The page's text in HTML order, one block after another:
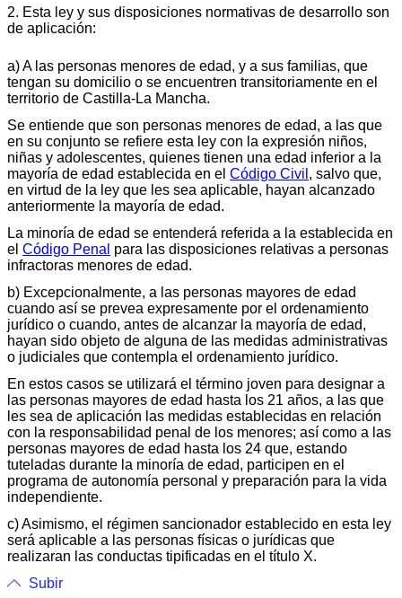
2. Esta ley y sus disposiciones normativas de desarrollo son
de aplicación:
a) A las personas menores de edad, y a sus familias, que
tengan su domicilio o se encuentren transitoriamente en el
territorio de Castilla-La Mancha.
Se entiende que son personas menores de edad, a las que
en su conjunto se refiere esta ley con la expresión niños,
niñas y adolescentes, quienes tienen una edad inferior a la
mayoría de edad establecida en el Código Civil , salvo que,
en virtud de la ley que les sea aplicable, hayan alcanzado
anteriormente la mayoría de edad.
La minoría de edad se entenderá referida a la establecida en
el Código Penal para las disposiciones relativas a personas
infractoras menores de edad.
b) Excepcionalmente, a las personas mayores de edad
cuando así se prevea expresamente por el ordenamiento
jurídico o cuando, antes de alcanzar la mayoría de edad,
hayan sido objeto de alguna de las medidas administrativas
o judiciales que contempla el ordenamiento jurídico.
En estos casos se utilizará el término joven para designar a
las personas mayores de edad hasta los 21 años, a las que
les sea de aplicación las medidas establecidas en relación
con la responsabilidad penal de los menores; así como a las
personas mayores de edad hasta los 24 que, estando
tuteladas durante la minoría de edad, participen en el
programa de autonomía personal y preparación para la vida
independiente.
c) Asimismo, el régimen sancionador establecido en esta ley
será aplicable a las personas físicas o jurídicas que
realizaran las conductas tipificadas en el título X.
Subir